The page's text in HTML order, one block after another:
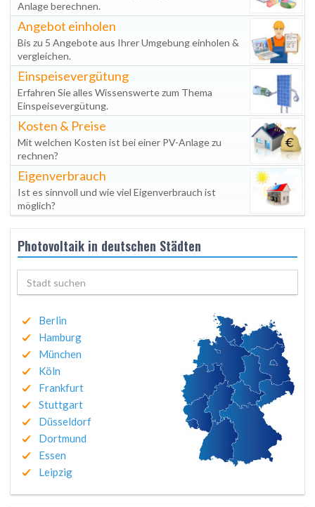
Anlage berechnen.
Angebot einholen
Bis zu 5 Angebote aus Ihrer Umgebung einholen &
vergleichen.
Einspeisevergütung
Erfahren Sie alles Wissenswerte zum Thema
Einspeisevergütung.
Kosten & Preise
Mit welchen Kosten ist bei einer PV-Anlage zu
rechnen?
Eigenverbrauch
Ist es sinnvoll und wie viel Eigenverbrauch ist
möglich?
Photovoltaik in deutschen Städten
Berlin
Hamburg
München
Köln
Frankfurt
Stuttgart
Düsseldorf
Dortmund
Essen
Leipzig